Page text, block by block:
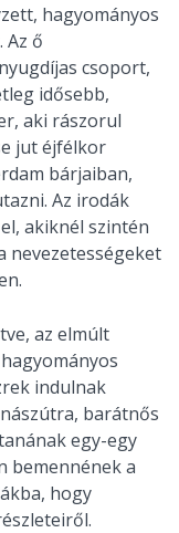
hagyományos
Az ő
csoport,
idősebb,
aki rászorul
jut éjfélkor
bárjaiban,
Az irodák
akiknél szintén
nevezetességeket
az elmúlt
indulnak
barátnős
egy-egy
bemennének a
hogy